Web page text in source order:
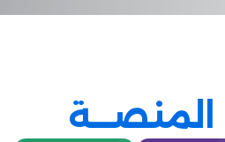
المنصـــة